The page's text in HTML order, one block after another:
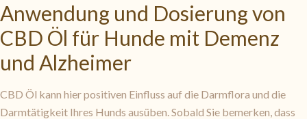
Anwendung und Dosierung von
CBD Öl für Hunde mit Demenz
und Alzheimer
CBD Öl kann hier positiven Einfluss auf die Darmflora und die
Darmtätigkeit Ihres Hunds ausüben. Sobald Sie bemerken, dass